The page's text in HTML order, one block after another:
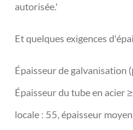
autorisée.'
Et quelques exigences
Épaisseur de galvanisation
Épaisseur du tube en acier
locale : 55, épaisseur